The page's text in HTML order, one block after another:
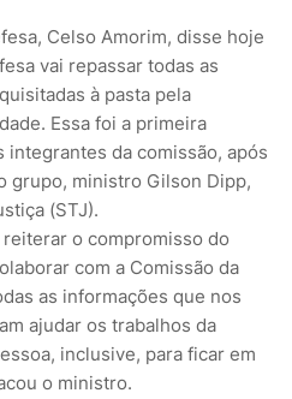
Celso Amorim, disse hoje
vai repassar todas as
à pasta pela
Essa foi a primeira
da comissão, após
grupo, ministro Gilson Dipp,
(STJ).
reiterar o compromisso do
com a Comissão da
as informações que nos
ajudar os trabalhos da
inclusive, para ficar em
o ministro.